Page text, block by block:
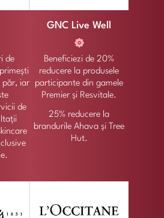
de
păr, iar
de
GNC Live Well
Beneficiezi de 20%
reducere la produsele
participante din gamele
Premier și Resvitale.
25% reducere la
brandurile Ahava și Tree
Hut.